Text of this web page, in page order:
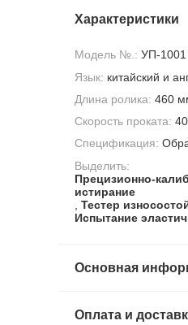
Характеристики
Модель №.: УП-1001
Язык: китайский и
Длина ролика: 460
Скорость проката:
Спецификация:
Выделить:
Прецизионно-
истирание
Тестер
Испытание
Основная
Оплата и